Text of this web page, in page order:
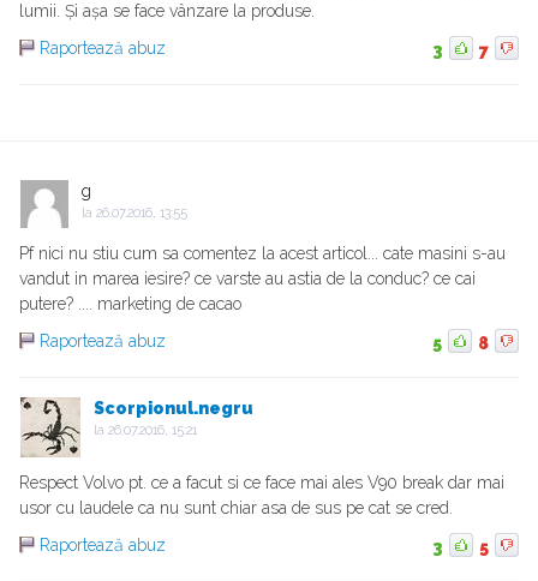
lumii. Și așa se face vânzare la produse.
Raportează abuz
3 7
g
la 26.07.2016, 13:55
Pf nici nu stiu cum sa comentez la acest articol... cate masini s-au
vandut in marea iesire? ce varste au astia de la conduc? ce cai
putere? .... marketing de cacao
Raportează abuz
5 8
Scorpionul.negru
la 26.07.2016, 15:21
Respect Volvo pt. ce a facut si ce face mai ales V90 break dar mai
usor cu laudele ca nu sunt chiar asa de sus pe cat se cred.
Raportează abuz
3 5